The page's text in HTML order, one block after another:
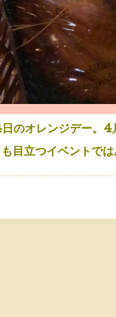
のオレンジデー。4
も目立つイベントで